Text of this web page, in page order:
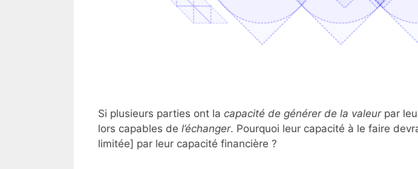
Si plusieurs parties ont la capacité de générer de la valeurpar
lors capables de l’échanger. Pourquoi leur capacité à le faire
limitée] par leur capacité financière ?